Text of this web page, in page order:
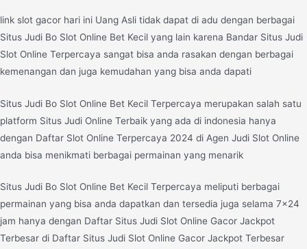
link slot gacor hari ini Uang Asli tidak dapat di adu dengan berbagai
Situs Judi Bo Slot Online Bet Kecil yang lain karena Bandar Situs Judi
Slot Online Terpercaya sangat bisa anda rasakan dengan berbagai
kemenangan dan juga kemudahan yang bisa anda dapati
Situs Judi Bo Slot Online Bet Kecil Terpercaya merupakan salah satu
platform Situs Judi Online Terbaik yang ada di indonesia hanya
dengan Daftar Slot Online Terpercaya 2024 di Agen Judi Slot Online
anda bisa menikmati berbagai permainan yang menarik
Situs Judi Bo Slot Online Bet Kecil Terpercaya meliputi berbagai
permainan yang bisa anda dapatkan dan tersedia juga selama 7×24
jam hanya dengan Daftar Situs Judi Slot Online Gacor Jackpot
Terbesar di Daftar Situs Judi Slot Online Gacor Jackpot Terbesar